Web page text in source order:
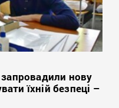
запровадили нову
їхній безпеці –